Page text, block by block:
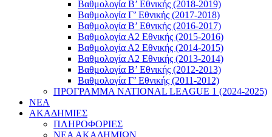
Βαθμολογία B’ Εθνικής (2018-2019)
Βαθμολογία Γ’ Εθνικής (2017-2018)
Βαθμολογία Β’ Εθνικής (2016-2017)
Βαθμολογία Α2 Εθνικής (2015-2016)
Βαθμολογία Α2 Εθνικής (2014-2015)
Βαθμολογία Α2 Εθνικής (2013-2014)
Βαθμολογία Β’ Εθνικής (2012-2013)
Βαθμολογία Γ’ Εθνικής (2011-2012)
ΠΡΟΓΡΑΜΜΑ NATIONAL LEAGUE 1 (2024-2025)
ΝΕΑ
ΑΚΑΔΗΜΙΕΣ
ΠΛΗΡΟΦΟΡΙΕΣ
ΝΕΑ ΑΚΑΔΗΜΙΩΝ